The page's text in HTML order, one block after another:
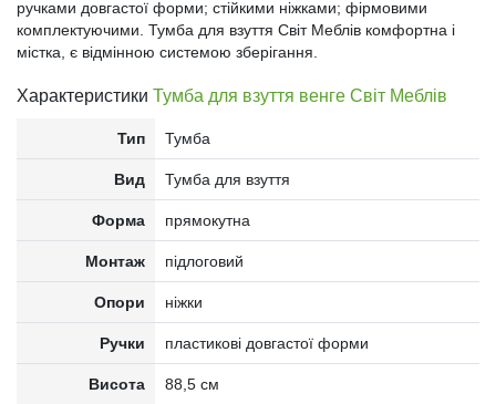
ручками довгастої форми; стійкими ніжками; фірмовими
комплектуючими. Тумба для взуття Світ Меблів комфортна і
містка, є відмінною системою зберігання.
Характеристики Тумба для взуття венге Світ Меблів
Тип Тумба
Вид Тумба для взуття
Форма прямокутна
Монтаж підлоговий
Опори ніжки
Ручки пластикові довгастої форми
Висота 88,5 см